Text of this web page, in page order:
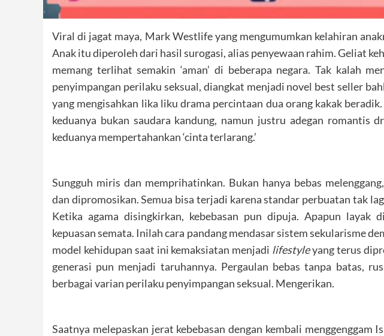
Viral di jagat maya, Mark Westlife yang mengumumkan kelahiran
Anak itu diperoleh dari hasil surogasi, alias penyewaan rahim. Geliat
memang terlihat semakin ‘aman’ di beberapa negara. Tak kalah
penyimpangan perilaku seksual, diangkat menjadi novel best seller
yang mengisahkan lika liku drama percintaan dua orang kakak
keduanya bukan saudara kandung, namun justru adegan romantis
keduanya mempertahankan ‘cinta terlarang.’
Sungguh miris dan memprihatinkan. Bukan hanya bebas
dan dipromosikan. Semua bisa terjadi karena standar perbuatan tak
Ketika agama disingkirkan, kebebasan pun dipuja. Apapun layak
kepuasan semata. Inilah cara pandang mendasar sistem sekularisme
model kehidupan saat ini kemaksiatan menjadi lifestyleyang terus
generasi pun menjadi taruhannya. Pergaulan bebas tanpa batas,
berbagai varian perilaku penyimpangan seksual. Mengerikan.
Saatnya melepaskan jerat kebebasan dengan kembali menggenggam